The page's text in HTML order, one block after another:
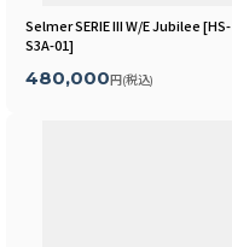
Selmer SERIE III W/E Jubilee[HS-
S3A-01]
480,000円(税込)